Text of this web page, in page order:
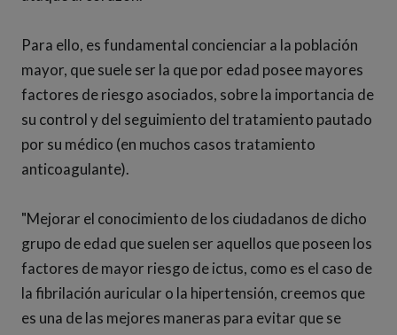
Para ello, es fundamental concienciar a la población
mayor, que suele ser la que por edad posee mayores
factores de riesgo asociados, sobre la importancia de
su control y del seguimiento del tratamiento pautado
por su médico (en muchos casos tratamiento
anticoagulante).
"Mejorar el conocimiento de los ciudadanos de dicho
grupo de edad que suelen ser aquellos que poseen los
factores de mayor riesgo de ictus, como es el caso de
la fibrilación auricular o la hipertensión, creemos que
es una de las mejores maneras para evitar que se